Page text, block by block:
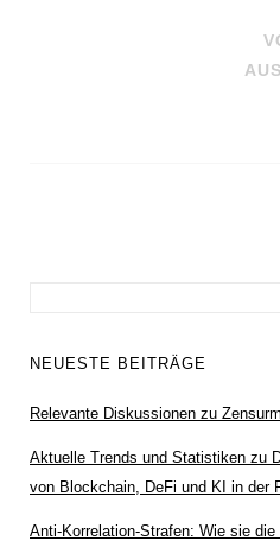
NEUESTE BEITRÄGE
Relevante Diskussionen zu
Aktuelle Trends und Statistiken zu
von Blockchain, DeFi und KI in der
Anti-Korrelation-Strafen: Wie sie